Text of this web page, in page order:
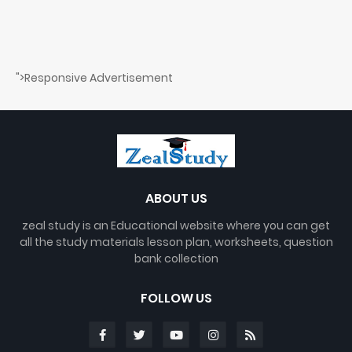
">Responsive Advertisement
ABOUT US
zeal study is an Educational website where you can get
all the study materials lesson plan, worksheets, question
bank collection
FOLLOW US